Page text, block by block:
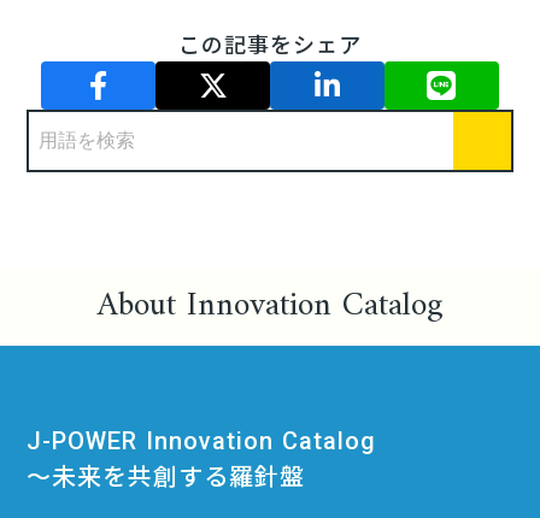
この記事をシェア
About Innovation Catalog
J-POWER Innovation Catalog
〜未来を共創する羅針盤